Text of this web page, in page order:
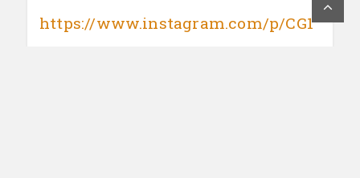
https://www.instagram.com/p/CG1